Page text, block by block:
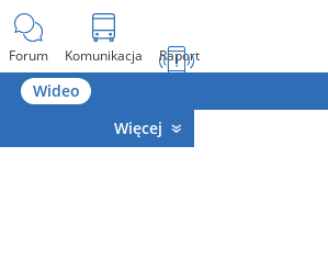
Forum Komunikacja Raport
Wideo
Więcej